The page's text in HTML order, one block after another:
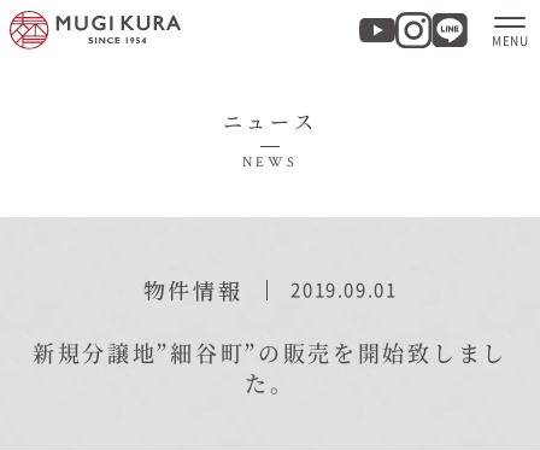
商品紹介
ニュース
NEWS
物件情報 2019.09.01
新規分譲地”細谷町”の販売を開始致しまし
た。